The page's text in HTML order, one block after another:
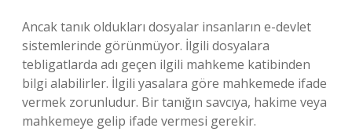
Ancak tanık oldukları dosyalar insanların e-devlet
sistemlerinde görünmüyor. İlgili dosyalara
tebligatlarda adı geçen ilgili mahkeme katibinden
bilgi alabilirler. İlgili yasalara göre mahkemede ifade
vermek zorunludur. Bir tanığın savcıya, hakime veya
mahkemeye gelip ifade vermesi gerekir.